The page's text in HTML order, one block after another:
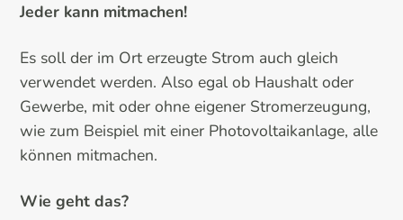
Jeder kann mitmachen!
Es soll der im Ort erzeugte Strom auch gleich
verwendet werden. Also egal ob Haushalt oder
Gewerbe, mit oder ohne eigener Stromerzeugung,
wie zum Beispiel mit einer Photovoltaikanlage, alle
können mitmachen.
Wie geht das?